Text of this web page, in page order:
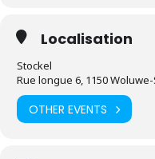
Localisation
Stockel
Rue longue 6, 1150
OTHER EVENTS